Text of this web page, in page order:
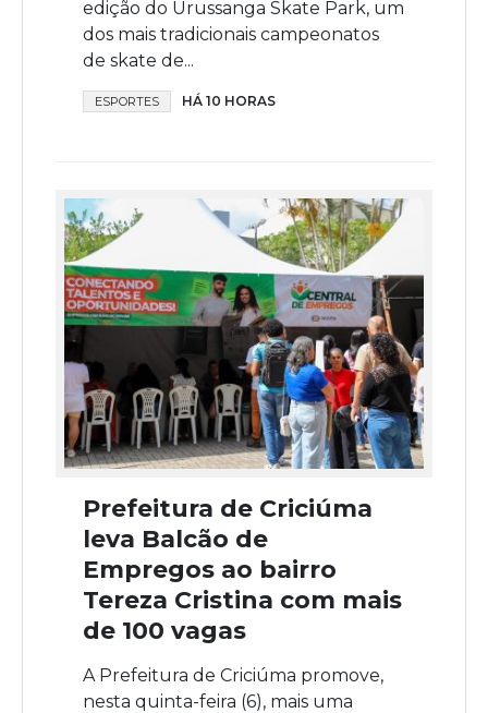
edição do Urussanga Skate Park, um
dos mais tradicionais campeonatos
de skate de...
ESPORTES HÁ 10 HORAS
Prefeitura de Criciúma
leva Balcão de
Empregos ao bairro
Tereza Cristina com mais
de 100 vagas
A Prefeitura de Criciúma promove,
nesta quinta-feira (6), mais uma